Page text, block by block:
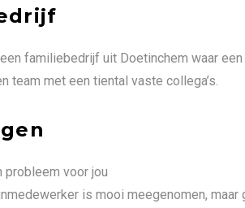
familiebedrijf uit Doetinchem waar
team met een tiental vaste collega’s.
voor jou
is mooi meegenomen, maar